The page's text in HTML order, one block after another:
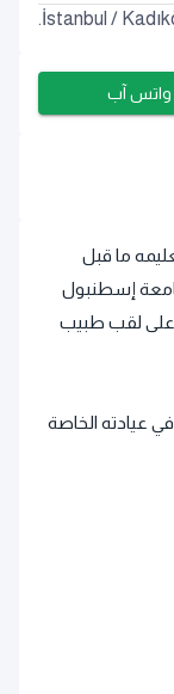
ألمانيا عام 1974. بعد تعليمه ما قبل
إسطنبول
في عام 1998 ليحصل على لقب طبيب
عيادته الخاصة
İstanbul /
واتس آب